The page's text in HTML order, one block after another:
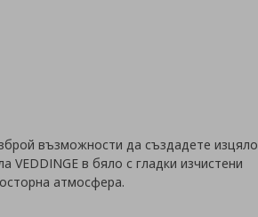
възможности да създадете изцяло
VEDDINGE в бяло с гладки изчистени
атмосфера.